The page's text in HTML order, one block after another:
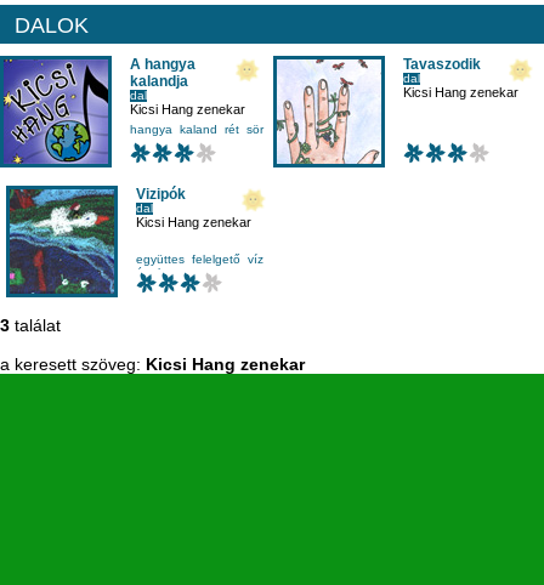
DALOK
A hangya
kalandja
dal
Kicsi Hang zenekar
hangya kaland rét sör
Tavaszodik
dal
Kicsi Hang zenekar
Vizipók
dal
Kicsi Hang zenekar
együttes felelgető víz
ének-zene
3 találat
a keresett szöveg: Kicsi Hang zenekar